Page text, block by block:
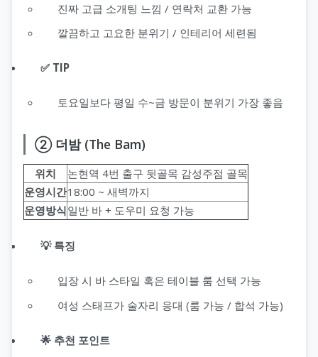
진짜 고급 소개팅 느낌 / 연락처 교환 가능
깔끔하고 고요한 분위기 / 인테리어 세련됨
✅ TIP
토요일보다 평일 수~금 방문이 분위기 가장 좋음
② 더밤 (The Bam)
위치
논현역 4번 출구 뒷골목 감성주점 골목
운영시간18:00 ~ 새벽까지
운영방식일반 바 + 도우미 요청 가능
💡 특징
입장 시 바 스타일 혹은 테이블 룸 선택 가능
여성 스태프가 술자리 응대 (룸 가능 / 합석 가능)
🌟 추천 포인트